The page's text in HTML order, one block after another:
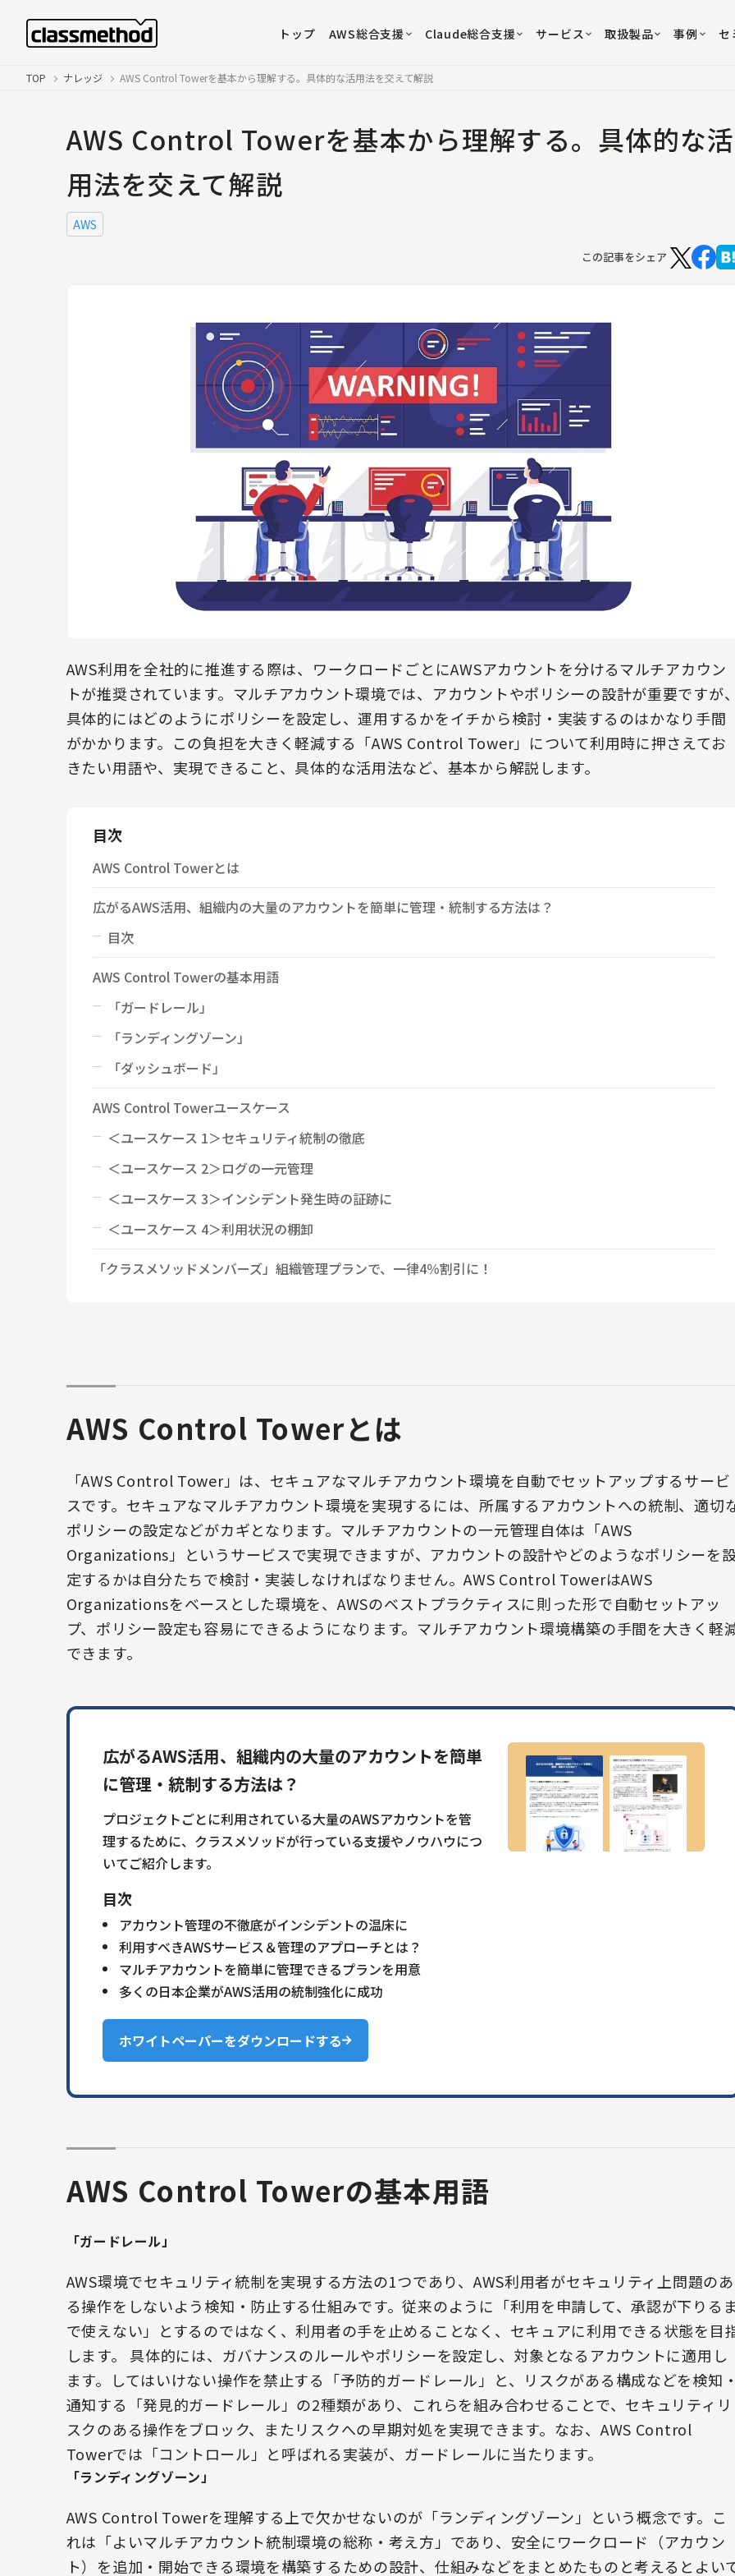
トップ AWS総合支援 Claude総合支援 サービス 取扱製品 事例 セ
TOP ナレッジ AWS Control Towerを基本から理解する。具体的な活用法を交えて解説
AWS Control Towerを基本から理解する。具体的な活
用法を交えて解説
AWS
この記事をシェア
AWS利用を全社的に推進する際は、ワークロードごとにAWSアカウントを分けるマルチアカウン
トが推奨されています。マルチアカウント環境では、アカウントやポリシーの設計が重要ですが、
具体的にはどのようにポリシーを設定し、運用するかをイチから検討・実装するのはかなり手間
がかかります。この負担を大きく軽減する「AWS Control Tower」について利用時に押さえてお
きたい用語や、実現できること、具体的な活用法など、基本から解説します。
目次
AWS Control Towerとは
広がるAWS活用、組織内の大量のアカウントを簡単に管理・統制する方法は？
目次
AWS Control Towerの基本用語
「ガードレール」
「ランディングゾーン」
「ダッシュボード」
AWS Control Towerユースケース
＜ユースケース 1＞セキュリティ統制の徹底
＜ユースケース 2＞ログの一元管理
＜ユースケース 3＞インシデント発生時の証跡に
＜ユースケース 4＞利用状況の棚卸
「クラスメソッドメンバーズ」組織管理プランで、一律4％割引に！
AWS Control Towerとは
「AWS Control Tower」は、セキュアなマルチアカウント環境を自動でセットアップするサービ
スです。セキュアなマルチアカウント環境を実現するには、所属するアカウントへの統制、適切
ポリシーの設定などがカギとなります。マルチアカウントの一元管理自体は「AWS
Organizations」というサービスで実現できますが、アカウントの設計やどのようなポリシーを
定するかは自分たちで検討・実装しなければなりません。AWS Control TowerはAWS
Organizationsをベースとした環境を、AWSのベストプラクティスに則った形で自動セットアッ
プ、ポリシー設定も容易にできるようになります。マルチアカウント環境構築の手間を大きく軽
できます。
広がるAWS活用、組織内の大量のアカウントを簡単
に管理・統制する方法は？
プロジェクトごとに利用されている大量のAWSアカウントを管
理するために、クラスメソッドが行っている支援やノウハウにつ
いてご紹介します。
目次
アカウント管理の不徹底がインシデントの温床に
利用すべきAWSサービス＆管理のアプローチとは？
マルチアカウントを簡単に管理できるプランを用意
多くの日本企業がAWS活用の統制強化に成功
ホワイトペーパーをダウンロードする
AWS Control Towerの基本用語
「ガードレール」
AWS環境でセキュリティ統制を実現する方法の1つであり、AWS利用者がセキュリティ上問題のあ
る操作をしないよう検知・防止する仕組みです。従来のように「利用を申請して、承認が下りるま
で使えない」とするのではなく、利用者の手を止めることなく、セキュアに利用できる状態を目
します。 具体的には、ガバナンスのルールやポリシーを設定し、対象となるアカウントに適用し
ます。してはいけない操作を禁止する「予防的ガードレール」と、リスクがある構成などを検知・
通知する「発見的ガードレール」の2種類があり、これらを組み合わせることで、セキュリティリ
スクのある操作をブロック、またリスクへの早期対処を実現できます。なお、AWS Control
Towerでは「コントロール」と呼ばれる実装が、ガードレールに当たります。
「ランディングゾーン」
AWS Control Towerを理解する上で欠かせないのが「ランディングゾーン」という概念です。こ
れは「よいマルチアカウント統制環境の総称・考え方」であり、安全にワークロード（アカウン
ト）を追加・開始できる環境を構築するための設計、仕組みなどをまとめたものと考えるとよい